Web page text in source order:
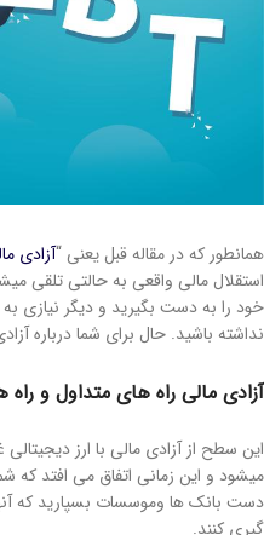
همانطور که در مقاله قبل یعنی “آزادی
استقلال مالی واقعی به حالتی تلقی
خود را به دست بگیرید و دیگر نیازی
نداشته باشید. حال برای شما درباره
آزادی مالی راه های متداول و
این سطح از آزادی مالی با ارز
میشود و این زمانی اتفاق می افتد که
دست بانک ها وموسسات بسپارید که
گیری کنند.